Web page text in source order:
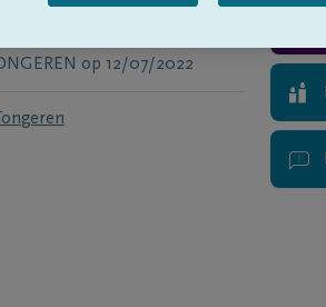
op 25/10/1933
op 12/07/2022
Tongeren